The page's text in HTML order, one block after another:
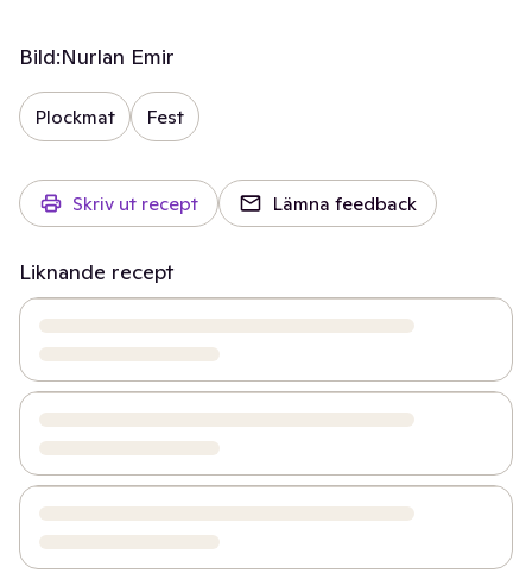
Bild:Nurlan Emir
Plockmat Fest
Skriv ut recept Lämna feedback
Liknande recept